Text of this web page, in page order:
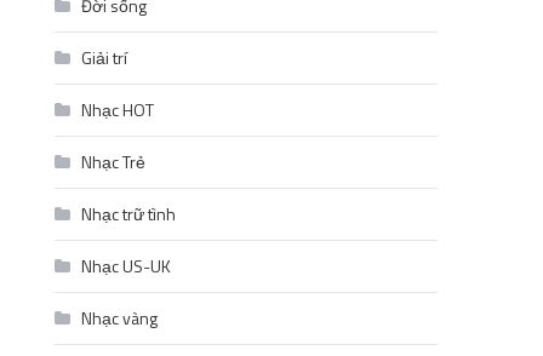
Đời sống
Giải trí
Nhạc HOT
Nhạc Trẻ
Nhạc trữ tình
Nhạc US-UK
Nhạc vàng